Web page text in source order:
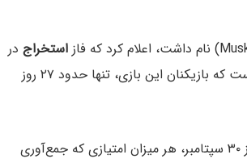
استخراج در
این بازی در ۳۰ سپتامبر (۹ مهر) به پایان خواهد رسید. این بدان معناست که بازیکنان این بازی، تنها حدود ۲۷ روز
این بازی به پایان می‌رسد، بدان معناست که پس از ۳۰ سپتامبر، هر میزان امتیازی که جمع‌آوری